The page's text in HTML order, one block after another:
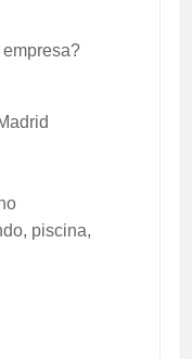
piscina,